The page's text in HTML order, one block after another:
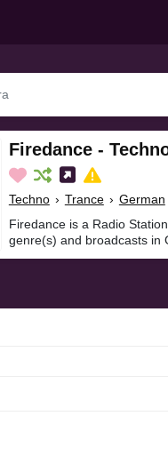
Firedance -
Techno › Trance › German
Firedance is a Radio
genre(s) and broadcasts in